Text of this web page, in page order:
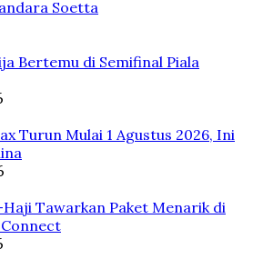
Soetta
Bertemu di Semifinal Piala
Turun Mulai 1 Agustus 2026, Ini
Tawarkan Paket Menarik di